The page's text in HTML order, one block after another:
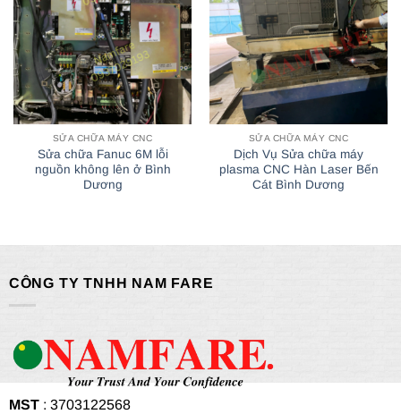
SỬA CHỮA MÁY CNC
Sửa chữa Fanuc 6M lỗi
nguồn không lên ở Bình
Dương
SỬA CHỮA MÁY CNC
Dịch Vụ Sửa chữa máy
plasma CNC Hàn Laser Bến
Cát Bình Dương
CÔNG TY TNHH NAM FARE
MST: 3703122568